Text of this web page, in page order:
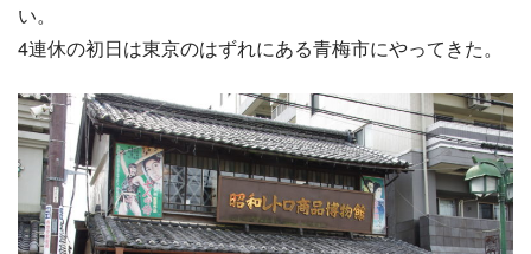
い。
4連休の初日は東京のはずれにある青梅市にやってきた。